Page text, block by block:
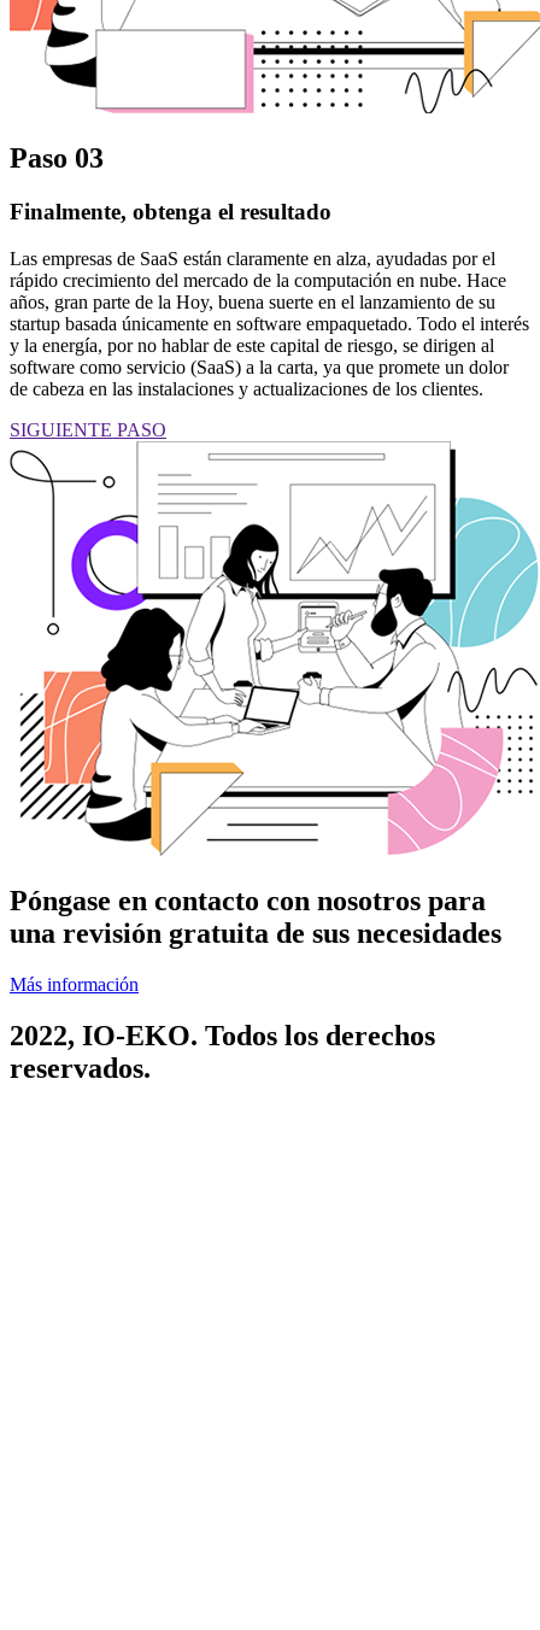
Paso 03
Finalmente, obtenga el resultado
Las empresas de SaaS están claramente en alza, ayudadas por el
rápido crecimiento del mercado de la computación en nube. Hace
años, gran parte de la Hoy, buena suerte en el lanzamiento de su
startup basada únicamente en software empaquetado. Todo el interés
y la energía, por no hablar de este capital de riesgo, se dirigen al
software como servicio (SaaS) a la carta, ya que promete un dolor
de cabeza en las instalaciones y actualizaciones de los clientes.
SIGUIENTE PASO
Póngase en contacto con nosotros para
una revisión gratuita de sus necesidades
Más información
2022, IO-EKO. Todos los derechos
reservados.